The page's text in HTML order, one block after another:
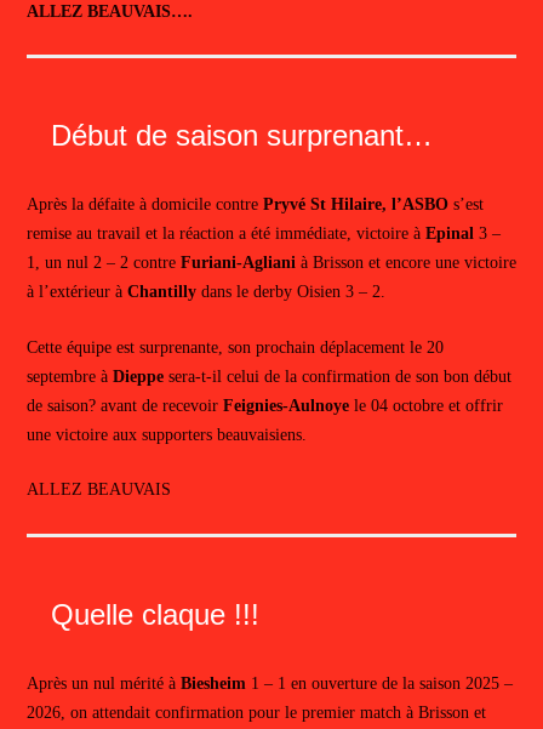
ALLEZ BEAUVAIS….
Début de saison surprenant…
Après la défaite à domicile contre Pryvé St Hilaire, l’ASBOs’est
remise au travail et la réaction a été immédiate, victoire à Epinal3 –
1, un nul 2 – 2 contre Furiani-Aglianià Brisson et encore une victoire
à l’extérieur à Chantillydans le derby Oisien 3 – 2.
Cette équipe est surprenante, son prochain déplacement le 20
septembre à Dieppesera-t-il celui de la confirmation de son bon début
de saison? avant de recevoir Feignies-Aulnoyele 04 octobre et offrir
une victoire aux supporters beauvaisiens.
ALLEZ BEAUVAIS
Quelle claque !!!
Après un nul mérité à Biesheim 1 – 1 en ouverture de la saison 2025 –
2026, on attendait confirmation pour le premier match à Brisson et